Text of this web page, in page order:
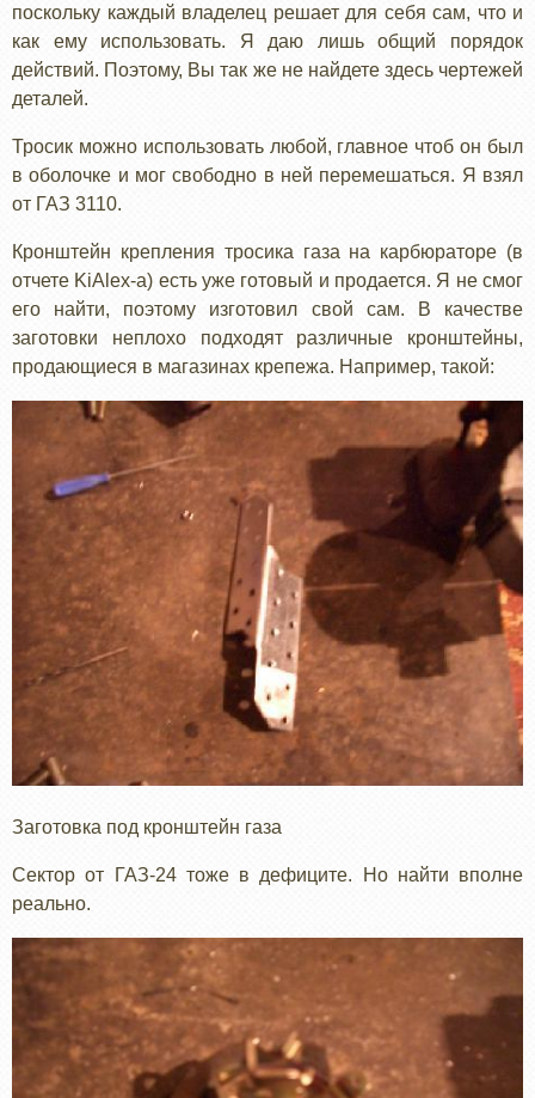
поскольку каждый владелец решает для себя сам, что и
как ему использовать. Я даю лишь общий порядок
действий. Поэтому, Вы так же не найдете здесь чертежей
деталей.
Тросик можно использовать любой, главное чтоб он был
в оболочке и мог свободно в ней перемешаться. Я взял
от ГАЗ 3110.
Кронштейн крепления тросика газа на карбюраторе (в
отчете KiAlex-а) есть уже готовый и продается. Я не смог
его найти, поэтому изготовил свой сам. В качестве
заготовки неплохо подходят различные кронштейны,
продающиеся в магазинах крепежа. Например, такой:
Заготовка под кронштейн газа
Сектор от ГАЗ-24 тоже в дефиците. Но найти вполне
реально.